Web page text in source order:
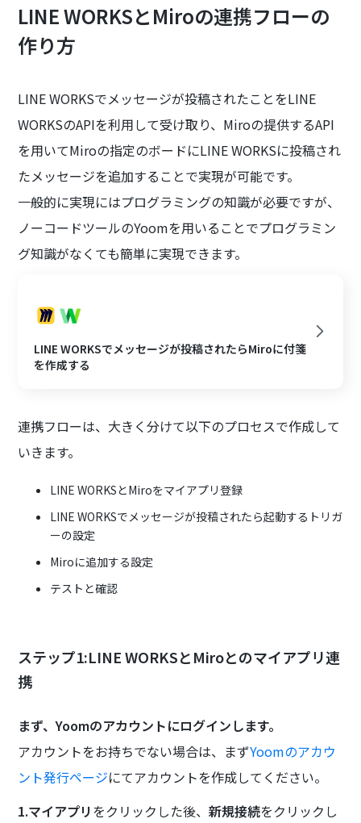
LINE WORKSとMiroの連携フローの
作り方
LINE WORKSでメッセージが投稿されたことをLINE
WORKSのAPIを利用して受け取り、Miroの提供するAPI
を用いてMiroの指定のボードにLINE WORKSに投稿され
たメッセージを追加することで実現が可能です。
一般的に実現にはプログラミングの知識が必要ですが、
ノーコードツールのYoomを用いることでプログラミン
グ知識がなくても簡単に実現できます。
LINE WORKSでメッセージが投稿されたらMiroに付箋
を作成する
連携フローは、大きく分けて以下のプロセスで作成して
いきます。
LINE WORKSとMiroをマイアプリ登録
LINE WORKSでメッセージが投稿されたら起動するトリガ
ーの設定
Miroに追加する設定
テストと確認
ステップ1:LINE WORKSとMiroとのマイアプリ連
携
まず、Yoomのアカウントにログインします。
アカウントをお持ちでない場合は、まずYoomのアカウ
ント発行ページにてアカウントを作成してください。
1.マイアプリ をクリックした後、新規接続をクリックし